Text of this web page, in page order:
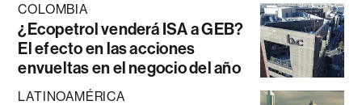
COLOMBIA
¿Ecopetrol venderá ISA a GEB?
El efecto en las acciones
envueltas en el negocio del año
LATINOAMÉRICA